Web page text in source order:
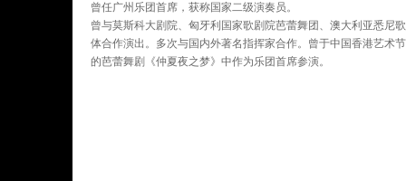
曾任广州乐团首席，获称国家二级演奏员。
曾与莫斯科大剧院、匈牙利国家歌剧院芭蕾舞团、澳大利亚悉尼
体合作演出。多次与国内外著名指挥家合作。曾于中国香港艺术
的芭蕾舞剧《仲夏夜之梦》中作为乐团首席参演。